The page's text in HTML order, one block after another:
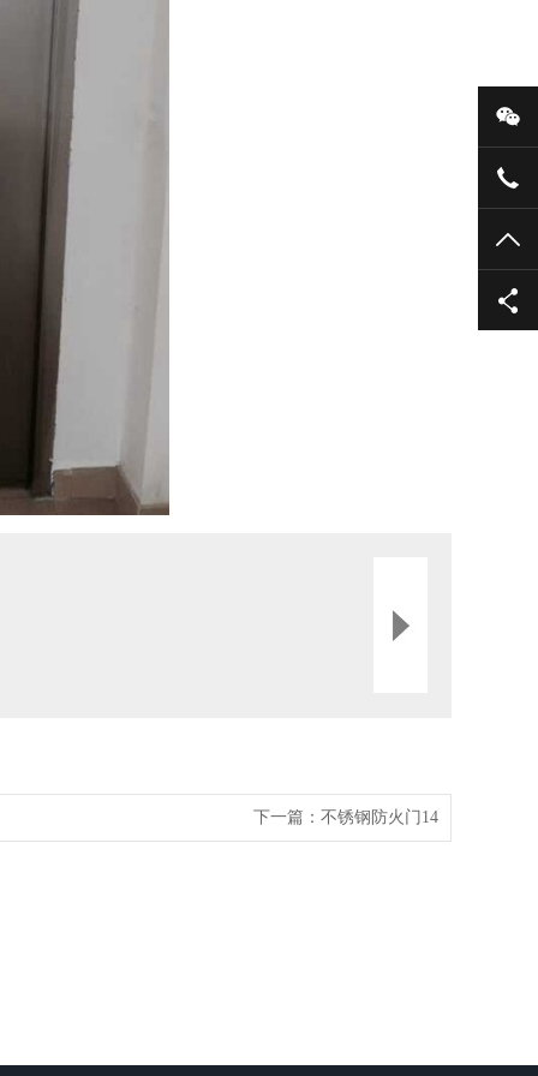
下一篇： 不锈钢防火门14
微